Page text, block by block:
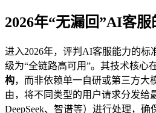
2026年“无漏回”AI客
进入2026年，评判AI客服能力的标
级为“全链路高可用”。其技术核心
构，而非依赖单一自研或第三方大
由，将不同类型的用户请求分发给
DeepSeek、智谱等）进行处理，